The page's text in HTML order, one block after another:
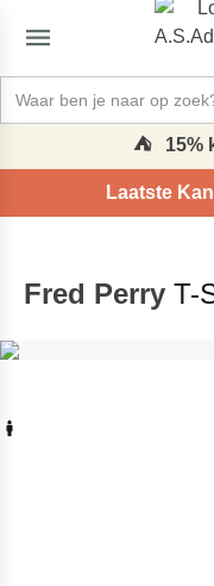
⛺️ 15%
Laatste
Fred Perry T-